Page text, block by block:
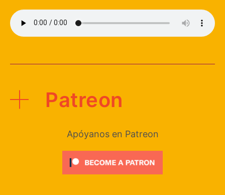
Patreon
Apóyanos en Patreon